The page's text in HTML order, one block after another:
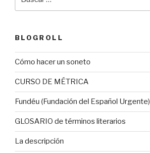
por:
BLOGROLL
Cómo hacer un soneto
CURSO DE MÉTRICA
Fundéu (Fundación del Español Urgente)
GLOSARIO de términos literarios
La descripción